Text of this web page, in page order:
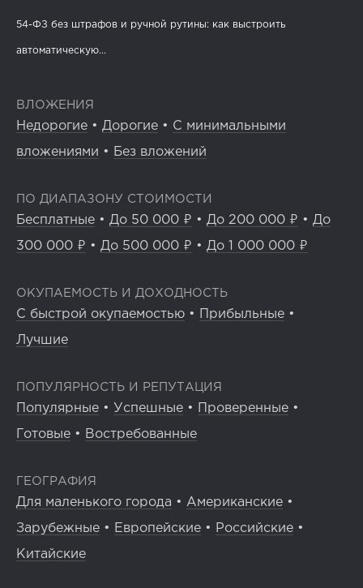
54-ФЗ без штрафов и ручной рутины: как выстроить
автоматическую...
ВЛОЖЕНИЯ
Недорогие • Дорогие • С минимальными
вложениями • Без вложений
ПО ДИАПАЗОНУ СТОИМОСТИ
Бесплатные • До 50 000 ₽ • До 200 000 ₽ • До
300 000 ₽ • До 500 000 ₽ • До 1 000 000 ₽
ОКУПАЕМОСТЬ И ДОХОДНОСТЬ
С быстрой окупаемостью • Прибыльные •
Лучшие
ПОПУЛЯРНОСТЬ И РЕПУТАЦИЯ
Популярные • Успешные • Проверенные •
Готовые • Востребованные
ГЕОГРАФИЯ
Для маленького города • Американские •
Зарубежные • Европейские • Российские •
Китайские